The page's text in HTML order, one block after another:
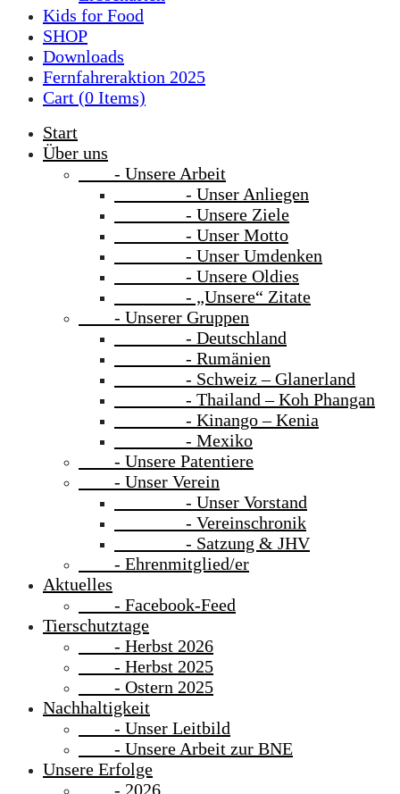
Kids for Food
SHOP
Downloads
Fernfahreraktion 2025
Cart (0 Items)
Start
Über uns
- Unsere Arbeit
- Unser Anliegen
- Unsere Ziele
- Unser Motto
- Unser Umdenken
- Unsere Oldies
- „Unsere“ Zitate
- Unserer Gruppen
- Deutschland
- Rumänien
- Schweiz – Glanerland
- Thailand – Koh Phangan
- Kinango – Kenia
- Mexiko
- Unsere Patentiere
- Unser Verein
- Unser Vorstand
- Vereinschronik
- Satzung & JHV
- Ehrenmitglied/er
Aktuelles
- Facebook-Feed
Tierschutztage
- Herbst 2026
- Herbst 2025
- Ostern 2025
Nachhaltigkeit
- Unser Leitbild
- Unsere Arbeit zur BNE
Unsere Erfolge
- 2026